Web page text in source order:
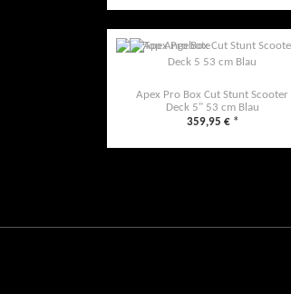
Apex Pro Box Cut Stunt Scooter
Deck 5" 53 cm Blau
359,95 € *